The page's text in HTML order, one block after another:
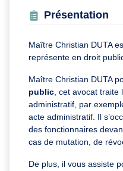
Présentation
Maître Christian DUTA
représente en droit
Maître Christian DUTA
public, cet avocat traite
administratif, par
acte administratif. Il
des fonctionnaires
cas de mutation, de
De plus, il vous assiste